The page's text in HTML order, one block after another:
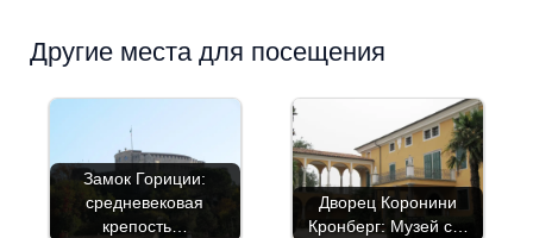
Другие места для посещения
Замок Гориции:
средневековая
крепость…
Дворец Коронини
Кронберг: Музей с…